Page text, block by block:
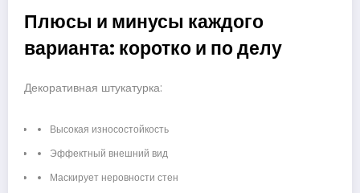
Плюсы и минусы каждого
варианта: коротко и по делу
Декоративная штукатурка:
Высокая износостойкость
Эффектный внешний вид
Маскирует неровности стен